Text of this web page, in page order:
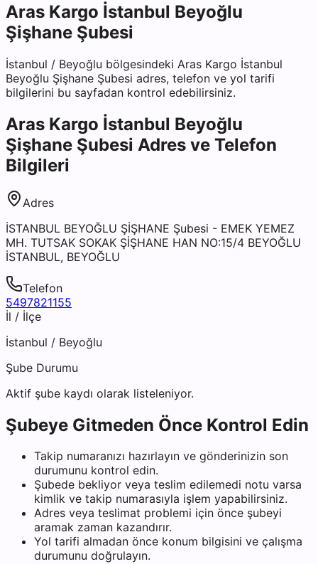
Aras Kargo İstanbul Beyoğlu
Şişhane Şubesi
İstanbul / Beyoğlu bölgesindeki Aras Kargo İstanbul
Beyoğlu Şişhane Şubesi adres, telefon ve yol tarifi
bilgilerini bu sayfadan kontrol edebilirsiniz.
Aras Kargo İstanbul Beyoğlu
Şişhane Şubesi Adres ve Telefon
Bilgileri
Adres
İSTANBUL BEYOĞLU ŞİŞHANE Şubesi - EMEK YEMEZ
MH. TUTSAK SOKAK ŞİŞHANE HAN NO:15/4 BEYOĞLU
İSTANBUL, BEYOĞLU
Telefon
5497821155
İl / İlçe
İstanbul / Beyoğlu
Şube Durumu
Aktif şube kaydı olarak listeleniyor.
Şubeye Gitmeden Önce Kontrol Edin
Takip numaranızı hazırlayın ve gönderinizin son
durumunu kontrol edin.
Şubede bekliyor veya teslim edilemedi notu varsa
kimlik ve takip numarasıyla işlem yapabilirsiniz.
Adres veya teslimat problemi için önce şubeyi
aramak zaman kazandırır.
Yol tarifi almadan önce konum bilgisini ve çalışma
durumunu doğrulayın.